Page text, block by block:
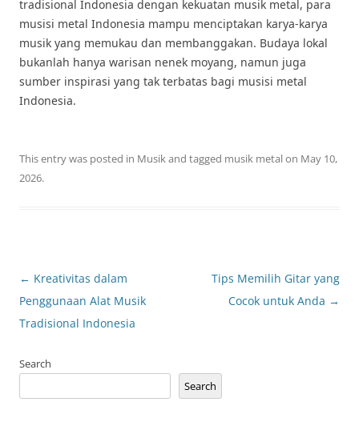
tradisional Indonesia dengan kekuatan musik metal, para
musisi metal Indonesia mampu menciptakan karya-karya
musik yang memukau dan membanggakan. Budaya lokal
bukanlah hanya warisan nenek moyang, namun juga
sumber inspirasi yang tak terbatas bagi musisi metal
Indonesia.
This entry was posted in Musikand tagged musik metalon May 10,
2026.
Post
navigation
← Kreativitas dalam
Penggunaan Alat Musik
Tradisional Indonesia
Tips Memilih Gitar yang
Cocok untuk Anda →
Search
Search